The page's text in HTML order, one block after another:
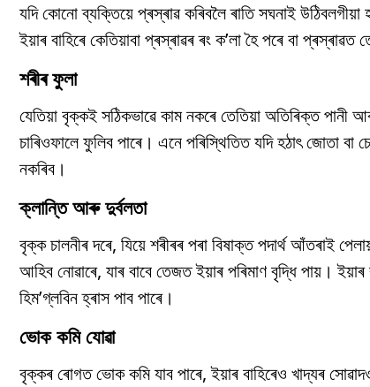
যদি কোনো ব্যক্তিয়ে প্ৰস্ৰাৱ কৰিবলৈ ৰাতি সঘনাই
ইয়াৰ বাহিৰে কেতিয়াবা প্ৰস্ৰাৱৰ ৰং ক’লা হৈ পৰে বা
শৰীৰ ফুলা
যেতিয়া বৃক্কই সঠিকভাৱে কাম নকৰে তেতিয়া অতিৰিক্ত
চাৰিওফালে ফুলিব পাৰে। এনে পৰিস্থিতিত যদি হঠাৎ জোতা
নকৰিব।
ক্লান্তি আৰু দুৰ্বলতা
বৃক্ক চালনীৰ দৰে, যিয়ে শৰীৰৰ পৰা বিষাক্ত পদাৰ্থ আঁতৰাই
আহিব নোৱাৰে, যাৰ বাবে তেজত ইয়াৰ পৰিমাণ বৃদ্ধি পায়।
হিম’গ্লবিন হ্ৰাস পাব পাৰে।
ভোক কমি যোৱা
বৃক্কৰ ৰোগত ভোক কমি যাব পাৰে, ইয়াৰ বাহিৰেও খাদ্যৰ